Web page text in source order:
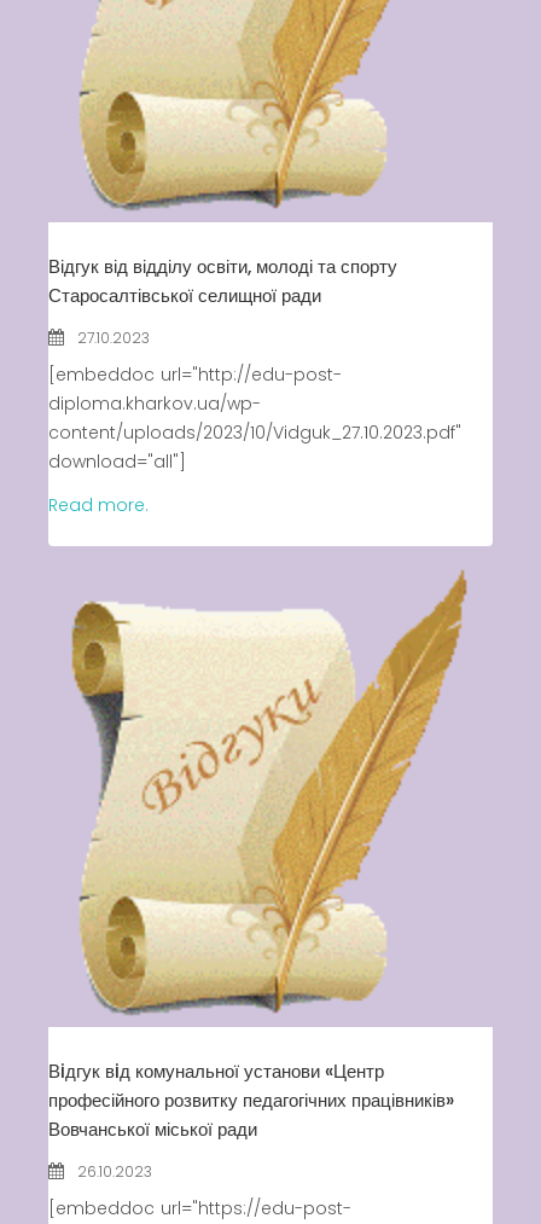
Відгук від відділу освіти, молоді та спорту
Старосалтівської селищної ради
27.10.2023
[embeddoc url="http://edu-post-
diploma.kharkov.ua/wp-
content/uploads/2023/10/Vidguk_27.10.2023.pdf"
download="all"]
Read more.
Вiдгук вiд комунальної установи «Центр
професійного розвитку педагогічних працівників»
Вовчанської міської ради
26.10.2023
[embeddoc url="https://edu-post-